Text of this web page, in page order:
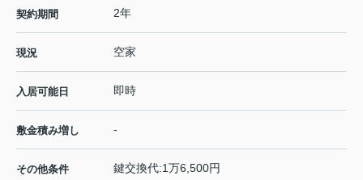
契約期間 2年
現況 空家
入居可能日 即時
敷金積み増し -
その他条件 鍵交換代:1万6,500円